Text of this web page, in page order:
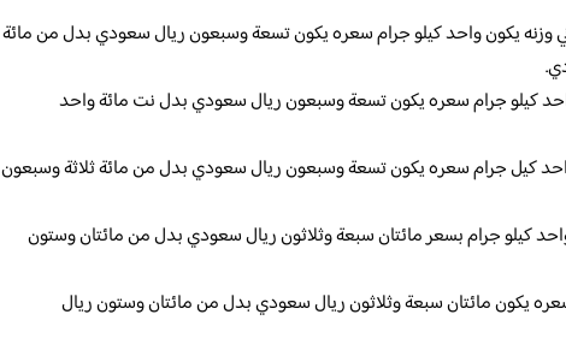
يكون واحد كيلو جرام سعره يكون تسعة وسبعون ريال سعودي بدل من مائة
كيلو جرام سعره يكون تسعة وسبعون ريال سعودي بدل نت مائة واحد
كيل جرام سعره يكون تسعة وسبعون ريال سعودي بدل من مائة ثلاثة وسبعون
كيلو جرام بسعر مائتان سبعة وثلاثون ريال سعودي بدل من مائتان وستون
يكون مائتان سبعة وثلاثون ريال سعودي بدل من مائتان وستون ريال